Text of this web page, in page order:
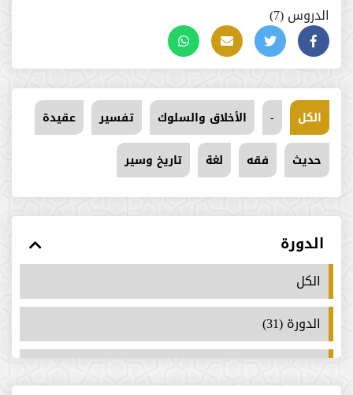
الدروس (7)
الكل - الأخلاق والسلوك تفسير
عقيدة
حديث
فقه لغة تاريخ وسير
الدورة
الكل
الدورة (31)
برنامج (دليل)